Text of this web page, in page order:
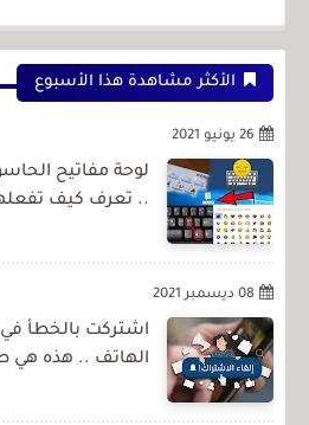
الأكثر مشاهدة هذا الأسبوع
26 يونيو 2021
لوحة مفاتيح
.. تعرف كيف
08 ديسمبر 2021
اشتركت بالخطأ
الهاتف .. هذه هي